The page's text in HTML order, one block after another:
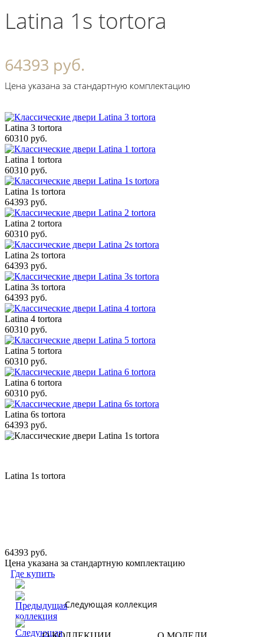
Latina 1s tortora
64393 руб.
Цена указана за стандартную комплектацию
Latina 3 tortora
60310 руб.
Latina 1 tortora
60310 руб.
Latina 1s tortora
64393 руб.
Latina 2 tortora
60310 руб.
Latina 2s tortora
64393 руб.
Latina 3s tortora
64393 руб.
Latina 4 tortora
60310 руб.
Latina 5 tortora
60310 руб.
Latina 6 tortora
60310 руб.
Latina 6s tortora
64393 руб.
Latina 1s tortora
64393 руб.
Цена указана за стандартную комплектацию
Где купить
Следующая коллекция